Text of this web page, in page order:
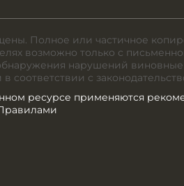
Полное или частичное
возможно только с
нарушений
в соответствии с
ресурсе применяются